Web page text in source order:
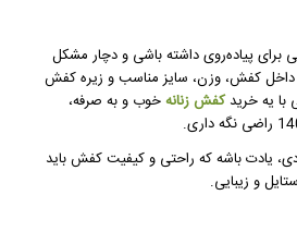
برای پیاده‌روی داشته باشی و دچار مشکل
داخل کفش، وزن، سایز مناسب و زیره کفش
با یه خریدکفش زنانهخوب و به صرفه،
یادت باشه که راحتی و کیفیت کفش باید
و زیبایی.